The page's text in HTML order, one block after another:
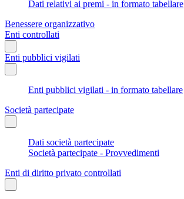
Dati relativi ai premi - in formato tabellare
Benessere organizzativo
Enti controllati
Enti pubblici vigilati
Enti pubblici vigilati - in formato tabellare
Società partecipate
Dati società partecipate
Società partecipate - Provvedimenti
Enti di diritto privato controllati